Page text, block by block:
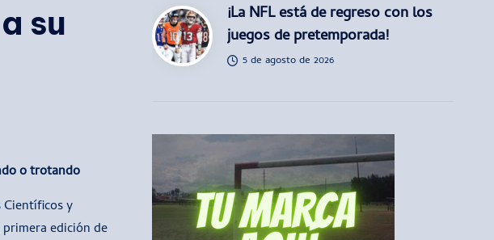
su
o trotando
Científicos y
edición de
¡La NFL está de regreso con los
juegos de pretemporada!
5 de agosto de 2026